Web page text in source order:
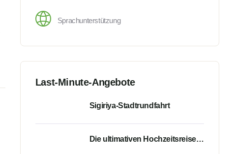
Sprachunterstützung
Last-Minute-Angebote
Sigiriya-Stadtrundfahrt
Die ultimativen Hochzeitsreise